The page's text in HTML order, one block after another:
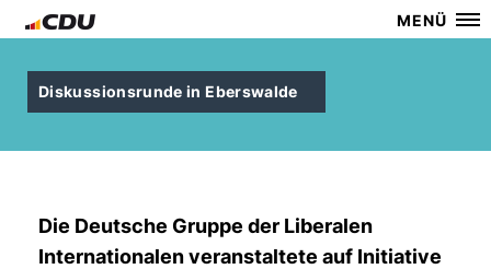
MENÜ
Diskussionsrunde in Eberswalde
Die Deutsche Gruppe der Liberalen
Internationalen veranstaltete auf Initiative